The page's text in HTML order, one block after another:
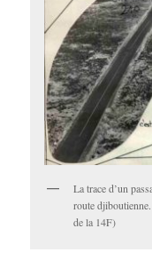
La trace d’un
route
de la 14F)